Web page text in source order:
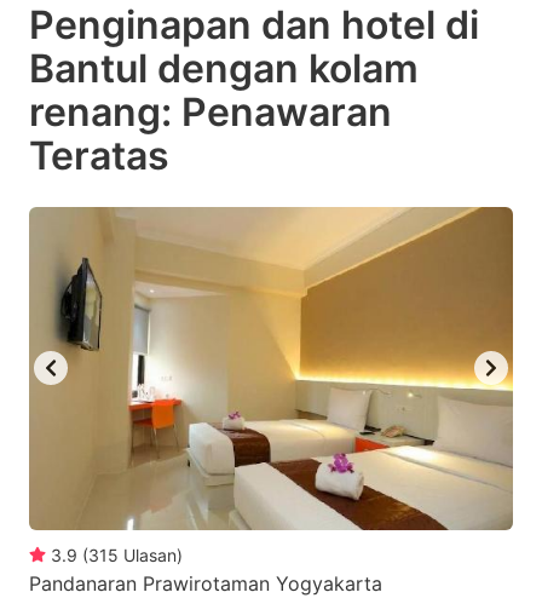
select
a
date.
Press
question
key
to
get
the
keyboard
shortcuts
for
changing
dates.
select
a
date.
question
mark
get
the
keyboard
shortcuts
for
dates.
Penginapan dan hotel di
Bantul dengan kolam
renang: Penawaran
Teratas
3.9 (315 Ulasan)
Pandanaran Prawirotaman Yogyakarta